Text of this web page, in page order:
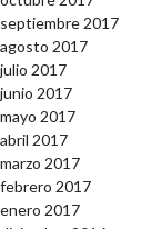
septiembre 2017
agosto 2017
julio 2017
junio 2017
mayo 2017
abril 2017
marzo 2017
febrero 2017
enero 2017